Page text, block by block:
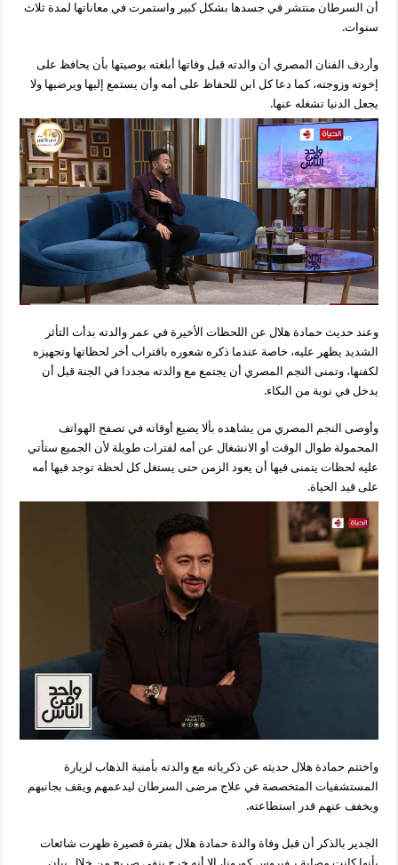
أن السرطان منتشر في جسدها بشكل كبير واستمرت في معاناتها لمدة ثلاث
سنوات.
وأردف الفنان المصري أن والدته قبل وفاتها أبلغته بوصيتها بأن يحافظ على
إخوته وزوجته، كما دعا كل ابن للحفاظ على أمه وأن يستمع إليها ويرضيها ولا
يجعل الدنيا تشغله عنها.
وعند حديث حمادة هلال عن اللحظات الأخيرة في عمر والدته بدأت التأثر
الشديد يظهر عليه، خاصة عندما ذكره شعوره باقتراب أخر لحظاتها وتجهيزه
لكفنها، وتمنى النجم المصري أن يجتمع مع والدته مجددا في الجنة قبل أن
يدخل في نوبة من البكاء.
وأوصى النجم المصري من يشاهده بألا يضيع أوقاته في تصفح الهواتف
المحمولة طوال الوقت أو الانشغال عن أمه لفترات طويلة لأن الجميع ستأتي
عليه لحظات يتمنى فيها أن يعود الزمن حتى يستغل كل لحظة توجد فيها أمه
على قيد الحياة.
واختتم حمادة هلال حديثه عن ذكرياته مع والدته بأمنية الذهاب لزيارة
المستشفيات المتخصصة في علاج مرضى السرطان ليدعمهم ويقف بجانبهم
ويخفف عنهم قدر استطاعته.
الجدير بالذكر أن قبل وفاة والدة حمادة هلال بفترة قصيرة ظهرت شائعات